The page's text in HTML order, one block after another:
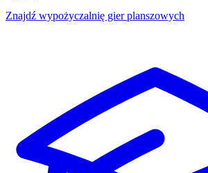
Znajdź wypożyczalnię gier planszowych